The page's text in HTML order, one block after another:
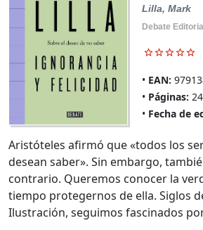
Lilla, Mark
Debate
EAN:
Páginas:
Fecha de
Aristóteles afirmó que «todos los
desean saber». Sin embargo,
contrario. Queremos conocer la
tiempo protegernos de ella. Siglos
Ilustración, seguimos fascinados